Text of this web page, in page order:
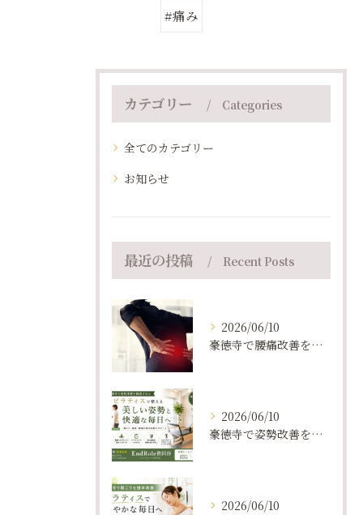
#痛み
カテゴリー Categories
全てのカテゴリー
お知らせ
最近の投稿 Recent Posts
2026/06/10
豪徳寺で腰痛改善を目指すならピラティススタジオEndRole｜ピラティスが選ばれる理由
2026/06/10
豪徳寺で姿勢改善を目指すなら？｜ピラティスの効果と選び方
2026/06/10